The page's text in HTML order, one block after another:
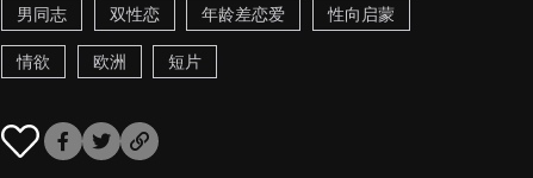
男同志
双性恋 年龄差恋爱 性向启蒙
情欲 欧洲 短片